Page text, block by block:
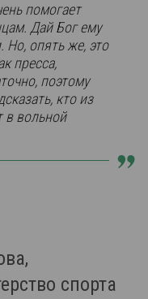
помогает
Дай Бог ему
Но, опять же, это
пресса,
поэтому
кто из
в вольной
спорта